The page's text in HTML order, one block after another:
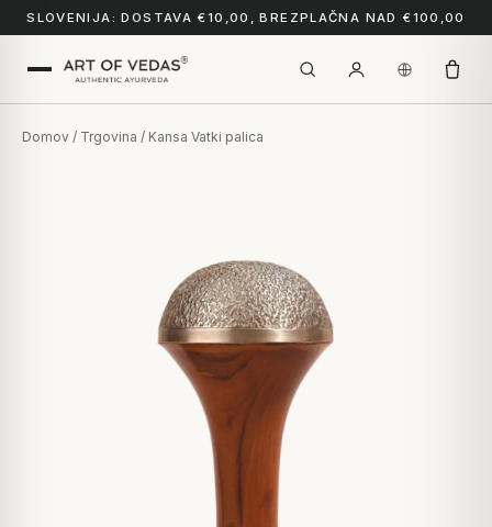
SLOVENIJA: DOSTAVA €10,00, BREZPLAČNA NAD €100,00
Domov / Trgovina / Kansa Vatki palica